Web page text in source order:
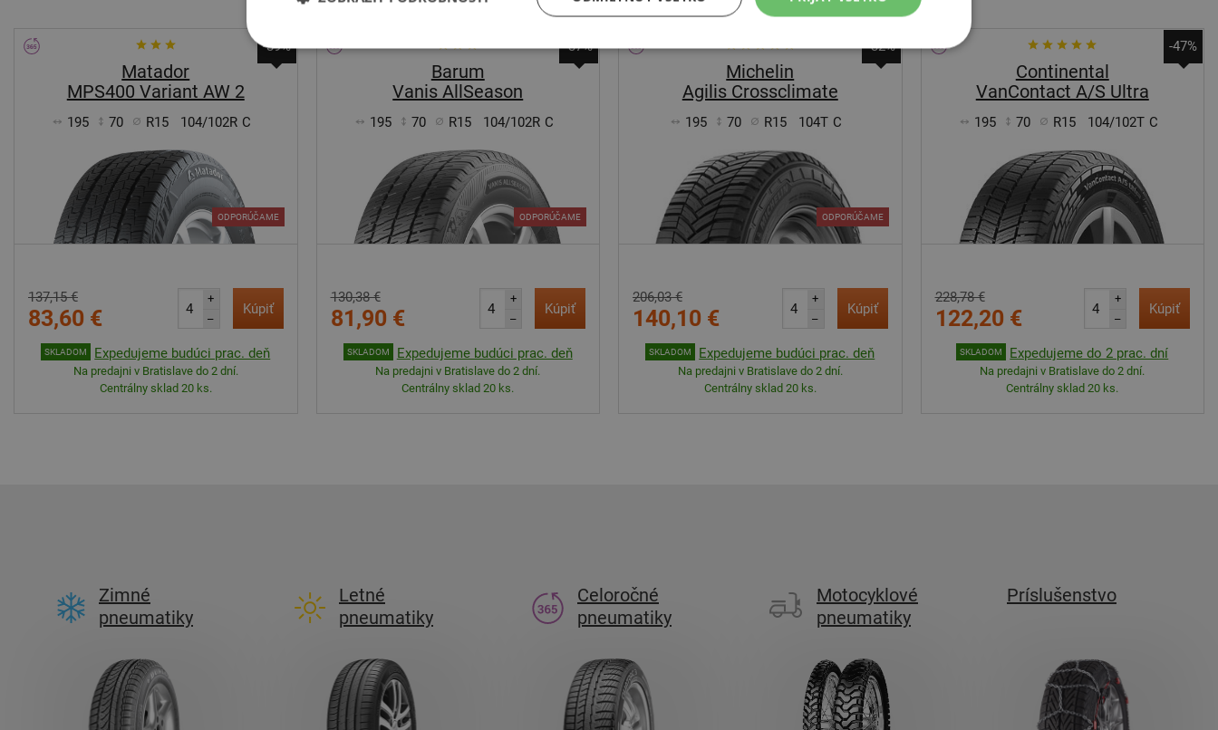
-39%
Matador
MPS400 Variant AW 2
195 70 R15 104/102R C
ODPORÚČAME
137,15 €
83,60 €
+
–
Kúpiť
SKLADOM Expedujeme budúci prac. deň
Na predajni v Bratislave do 2 dní.
Centrálny sklad 20 ks.
-37%
Barum
Vanis AllSeason
195 70 R15 104/102R C
ODPORÚČAME
130,38 €
81,90 €
+
–
Kúpiť
SKLADOM Expedujeme budúci prac. deň
Na predajni v Bratislave do 2 dní.
Centrálny sklad 20 ks.
-32%
Michelin
Agilis Crossclimate
195 70 R15 104T C
ODPORÚČAME
206,03 €
140,10 €
+
–
Kúpiť
SKLADOM Expedujeme budúci prac. deň
Na predajni v Bratislave do 2 dní.
Centrálny sklad 20 ks.
-47%
Continental
VanContact A/S Ultra
195 70 R15 104/102T C
228,78 €
122,20 €
+
–
Kúpiť
SKLADOM Expedujeme do 2 prac. dní
Na predajni v Bratislave do 2 dní.
Centrálny sklad 20 ks.
Zimné
pneumatiky
Letné
pneumatiky
Celoročné
pneumatiky
Motocyklové
pneumatiky
Príslušenstvo